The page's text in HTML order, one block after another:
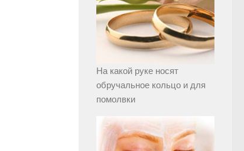
На какой руке носят
обручальное кольцо и для
помолвки